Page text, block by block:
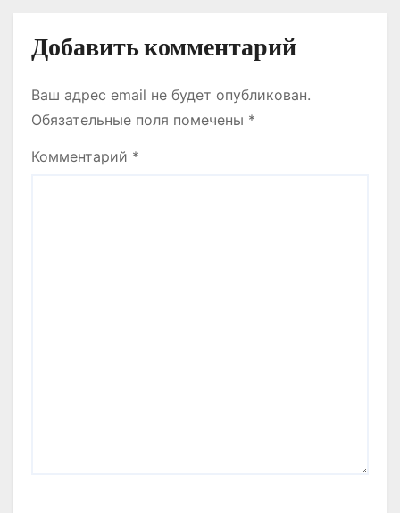
Добавить комментарий
Ваш адрес email не будет опубликован.
Обязательные поля помечены *
Комментарий *